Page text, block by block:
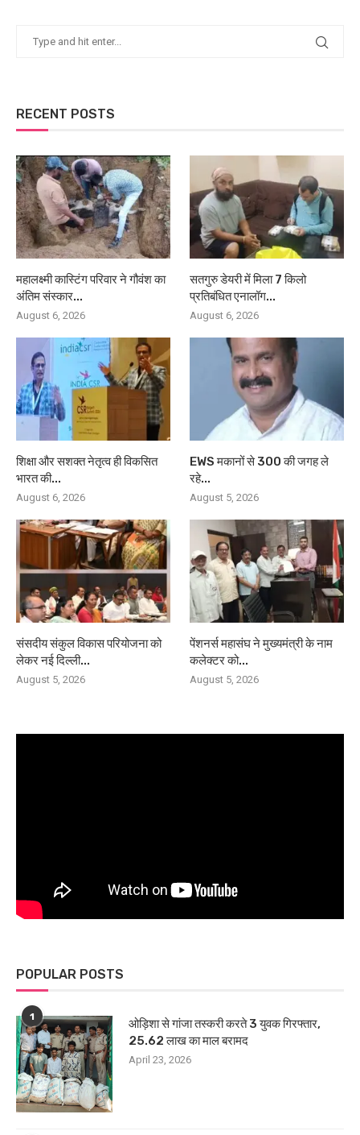
RECENT POSTS
महालक्ष्मी कास्टिंग परिवार ने गौवंश का
अंतिम संस्कार...
August 6, 2026
सतगुरु डेयरी में मिला 7 किलो
प्रतिबंधित एनालॉग...
August 6, 2026
शिक्षा और सशक्त नेतृत्व ही विकसित
भारत की...
August 6, 2026
EWS मकानों से 300 की जगह ले
रहे...
August 5, 2026
संसदीय संकुल विकास परियोजना को
लेकर नई दिल्ली...
August 5, 2026
पेंशनर्स महासंघ ने मुख्यमंत्री के नाम
कलेक्टर को...
August 5, 2026
POPULAR POSTS
1
ओड़िशा से गांजा तस्करी करते 3 युवक गिरफ्तार,
25.62 लाख का माल बरामद
April 23, 2026